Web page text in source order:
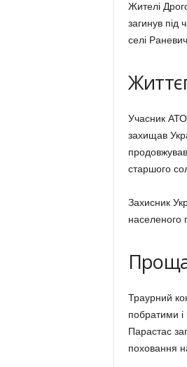
Жителі
загинув під
селі
Учасник АТО
захищав
старшого
Захисник
населеного
Траурний
побратими і
Парастас
поховання